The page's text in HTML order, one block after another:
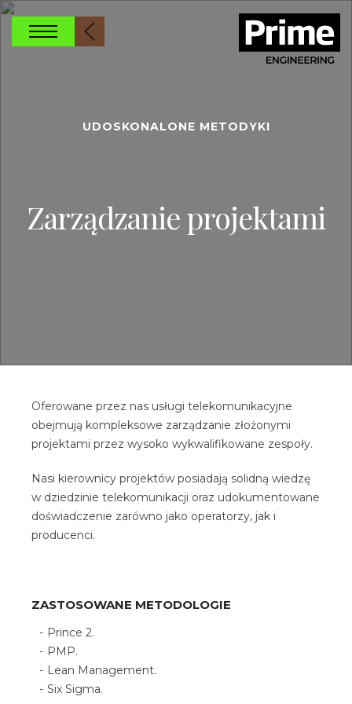
UDOSKONALONE METODYKI
Zarządzanie projektami
Oferowane przez nas usługi telekomunikacyjne
obejmują kompleksowe zarządzanie złożonymi
projektami przez wysoko wykwalifikowane zespoły.
Nasi kierownicy projektów posiadają solidną wiedzę
w dziedzinie telekomunikacji oraz udokumentowane
doświadczenie zarówno jako operatorzy, jak i
producenci.
ZASTOSOWANE METODOLOGIE
Prince 2.
PMP.
Lean Management.
Six Sigma.